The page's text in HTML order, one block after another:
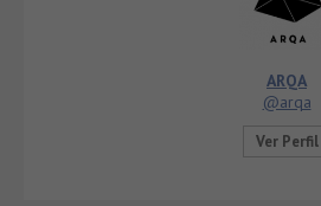
ARQA
@arqa
Ver Perfil